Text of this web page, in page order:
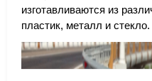
изготавливаются из
пластик, металл и стекло.